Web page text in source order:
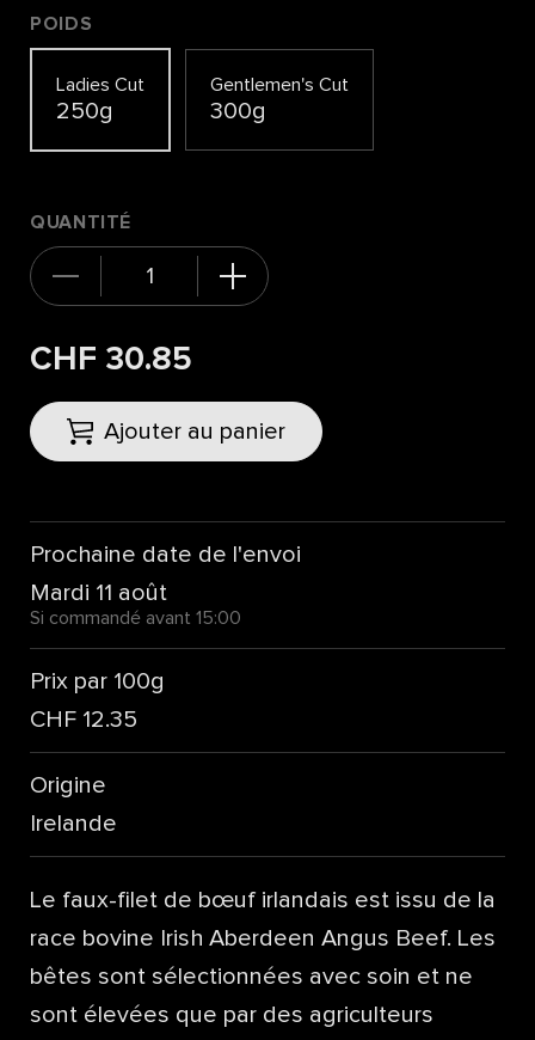
POIDS
Ladies Cut
250g
Gentlemen's Cut
300g
QUANTITÉ
CHF 30.85
Ajouter au panier
Prochaine date de l'envoi
Mardi 11 août
Si commandé avant 15:00
Prix par 100g
CHF 12.35
Origine
Irelande
Le faux-filet de bœuf irlandais est issu de la
race bovine Irish Aberdeen Angus Beef. Les
bêtes sont sélectionnées avec soin et ne
sont élevées que par des agriculteurs